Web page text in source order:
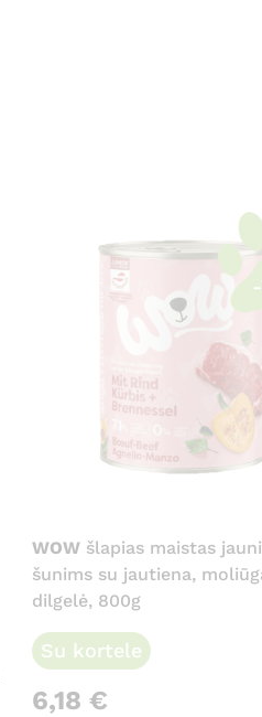
WOW šlapias maistas
šunims su jautiena,
dilgelė, 800g
Su kortele
6,18 €